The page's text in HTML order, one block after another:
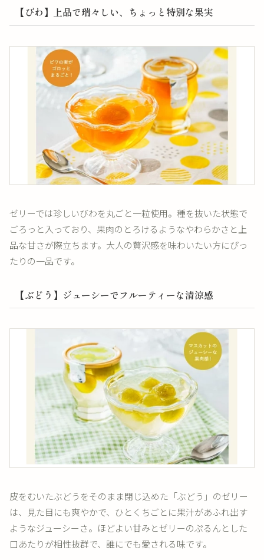
【びわ】上品で瑞々しい、ちょっと特別な果実
ゼリーでは珍しいびわを丸ごと一粒使用。種を抜いた状態で
ごろっと入っており、果肉のとろけるようなやわらかさと上
品な甘さが際立ちます。大人の贅沢感を味わいたい方にぴっ
たりの一品です。
【ぶどう】ジューシーでフルーティーな清涼感
皮をむいたぶどうをそのまま閉じ込めた「ぶどう」のゼリー
は、見た目にも爽やかで、ひとくちごとに果汁があふれ出す
ようなジューシーさ。ほどよい甘みとゼリーのぷるんとした
口あたりが相性抜群で、誰にでも愛される味です。